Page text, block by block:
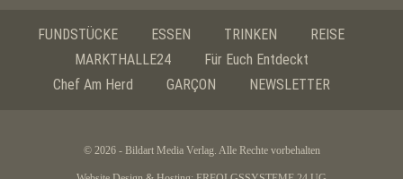
FUNDSTÜCKE ESSEN TRINKEN
REISE
MARKTHALLE24
Für Euch Entdeckt
Chef Am Herd
GARÇON NEWSLETTER
© 2026 - Bildart Media Verlag. Alle Rechte vorbehalten